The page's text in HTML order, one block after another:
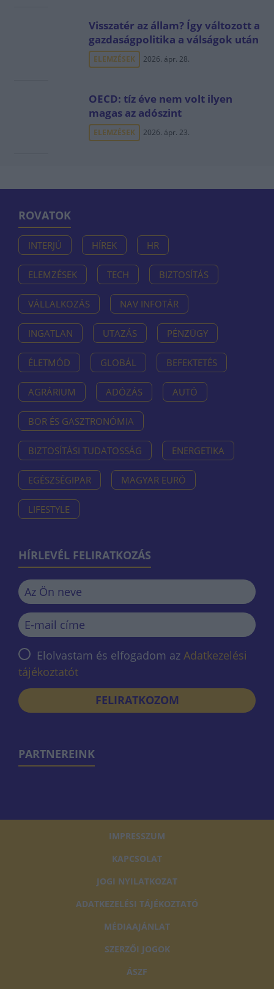
Visszatér az állam? Így változott a
gazdaságpolitika a válságok után
ELEMZÉSEK 2026. ápr. 28.
OECD: tíz éve nem volt ilyen
magas az adószint
ELEMZÉSEK 2026. ápr. 23.
ROVATOK
INTERJÚ HÍREK HR
ELEMZÉSEK TECH BIZTOSÍTÁS
VÁLLALKOZÁS NAV INFOTÁR
INGATLAN UTAZÁS PÉNZÜGY
ÉLETMÓD GLOBÁL BEFEKTETÉS
AGRÁRIUM ADÓZÁS AUTÓ
BOR ÉS GASZTRONÓMIA
BIZTOSÍTÁSI TUDATOSSÁG ENERGETIKA
EGÉSZSÉGIPAR MAGYAR EURÓ
LIFESTYLE
HÍRLEVÉL FELIRATKOZÁS
Elolvastam és elfogadom az Adatkezelési
tájékoztatót
FELIRATKOZOM
PARTNEREINK
IMPRESSZUM
KAPCSOLAT
JOGI NYILATKOZAT
ADATKEZELÉSI TÁJÉKOZTATÓ
MÉDIAAJÁNLAT
SZERZŐI JOGOK
ÁSZF